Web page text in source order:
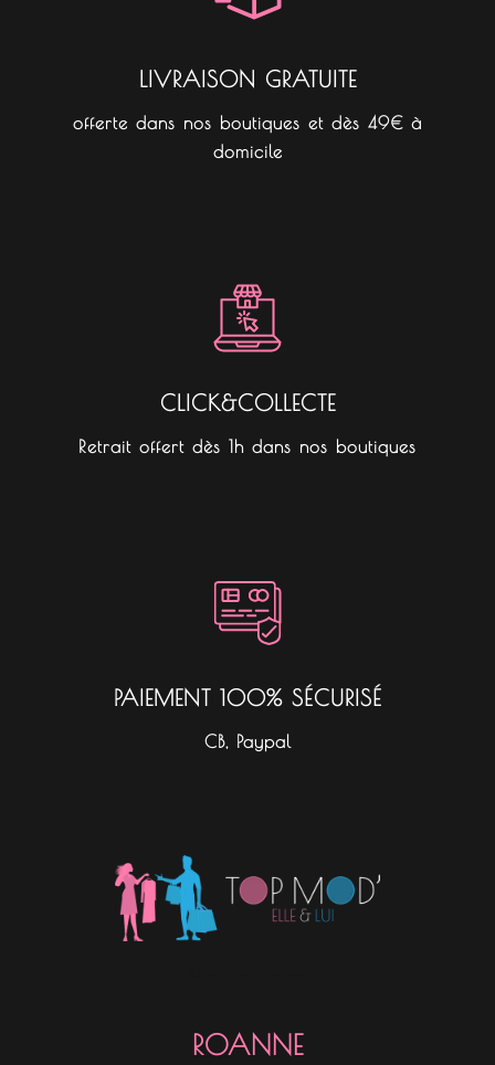
LIVRAISON GRATUITE
offerte dans nos boutiques et dès 49€ à
domicile
CLICK&COLLECTE
Retrait offert dès 1h dans nos boutiques
PAIEMENT 100% SÉCURISÉ
CB, Paypal
ROANNE